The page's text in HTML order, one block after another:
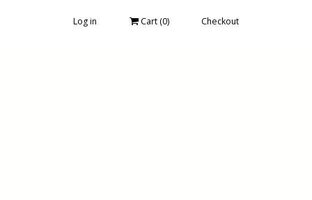
Log in Cart (0) Checkout